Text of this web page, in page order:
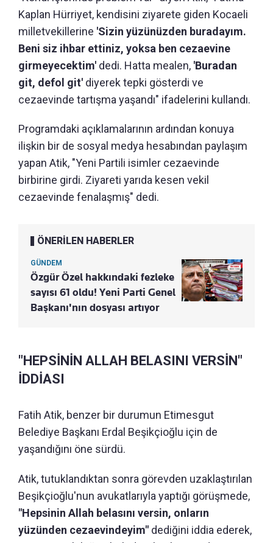
Kaplan Hürriyet, kendisini ziyarete giden Kocaeli
milletvekillerine 'Sizin yüzünüzden buradayım.
Beni siz ihbar ettiniz, yoksa ben cezaevine
girmeyecektim' dedi. Hatta mealen, 'Buradan
git, defol git' diyerek tepki gösterdi ve
cezaevinde tartışma yaşandı" ifadelerini kullandı.
Programdaki açıklamalarının ardından konuya
ilişkin bir de sosyal medya hesabından paylaşım
yapan Atik, "Yeni Partili isimler cezaevinde
birbirine girdi. Ziyareti yarıda kesen vekil
cezaevinde fenalaşmış" dedi.
ÖNERİLEN HABERLER
GÜNDEM
Özgür Özel hakkındaki fezleke
sayısı 61 oldu! Yeni Parti Genel
Başkanı'nın dosyası artıyor
"HEPSİNİN ALLAH BELASINI VERSİN"
İDDİASI
Fatih Atik, benzer bir durumun Etimesgut
Belediye Başkanı Erdal Beşikçioğlu için de
yaşandığını öne sürdü.
Atik, tutuklandıktan sonra görevden uzaklaştırılan
Beşikçioğlu'nun avukatlarıyla yaptığı görüşmede,
"Hepsinin Allah belasını versin, onların
yüzünden cezaevindeyim" dediğini iddia ederek,